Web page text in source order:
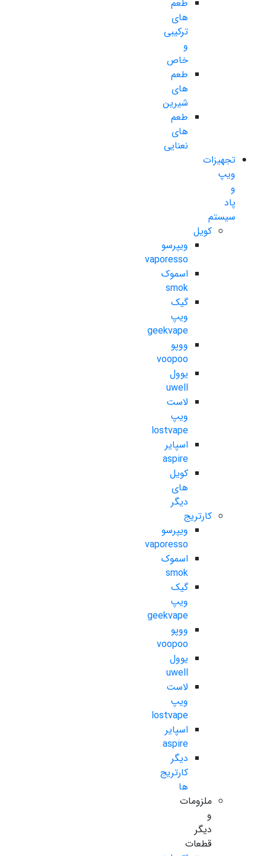
طعم
های
ترکیبی
و
خاص
طعم
های
شیرین
طعم
های
نعنایی
تجهیزات
ویپ
و
پاد
سیستم
کویل
ویپرسو
vaporesso
اسموک
smok
گیک
ویپ
geekvape
ووپو
voopoo
یوول
uwell
لاست
ویپ
lostvape
اسپایر
aspire
کویل
های
دیگر
کارتریج
ویپرسو
vaporesso
اسموک
smok
گیک
ویپ
geekvape
ووپو
voopoo
یوول
uwell
لاست
ویپ
lostvape
اسپایر
aspire
دیگر
کارتریج
ها
ملزومات
و
دیگر
قطعات